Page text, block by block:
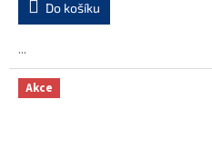
Do košíku
...
Akce